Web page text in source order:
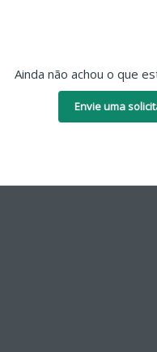
Ainda não achou o que
Envie uma